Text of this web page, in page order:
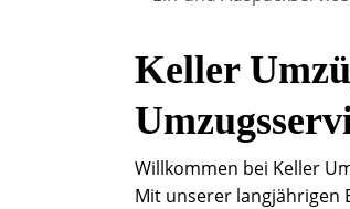
Keller
Willkommen bei Keller
Mit unserer langjährigen